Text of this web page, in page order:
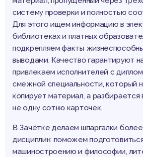
систему проверки и полностью
Для этого ищем информацию в
библиотеках и платных
подкрепляем факты
выводами. Качество гарантируют
привлекаем исполнителей с
смежной специальности, который
копирует материал, а разбирается
не одну сотню карточек.
В Зачётке делаем шпаргалки
дисциплин: поможем
машиностроению и философии,